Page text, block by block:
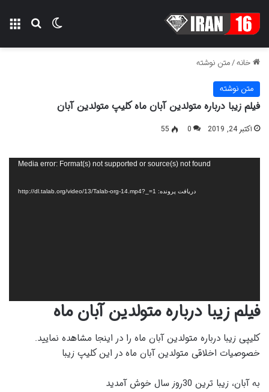
تغییر پوسته
خانه/متن نوشته
متن نوشته
فیلم زیبا درباره متولدین آبان ماه کلیپ متولدین آبان
اکتبر 24, 2019 0
55
Media error: Format(s) not supported or source(s) not found
دریافت پرونده: http://dl.talab.org/video/13/Talab-org-14.mp4?_=1
فیلم زیبا درباره متولدین آبان ماه
کلیپی زیبا درباره متولدین آبان ماه را در اینجا مشاهده نمایید.
خصوصیات اخلاقی متولدین آبان ماه در این کلیپ زیبا
به آبان، زیبا ترین 30روز سال خوش آمدید